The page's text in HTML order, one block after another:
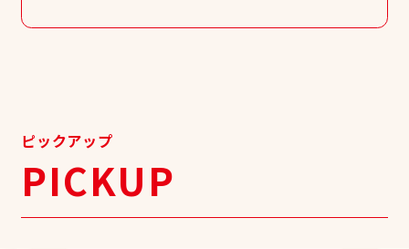
ピックアップ
PICKUP